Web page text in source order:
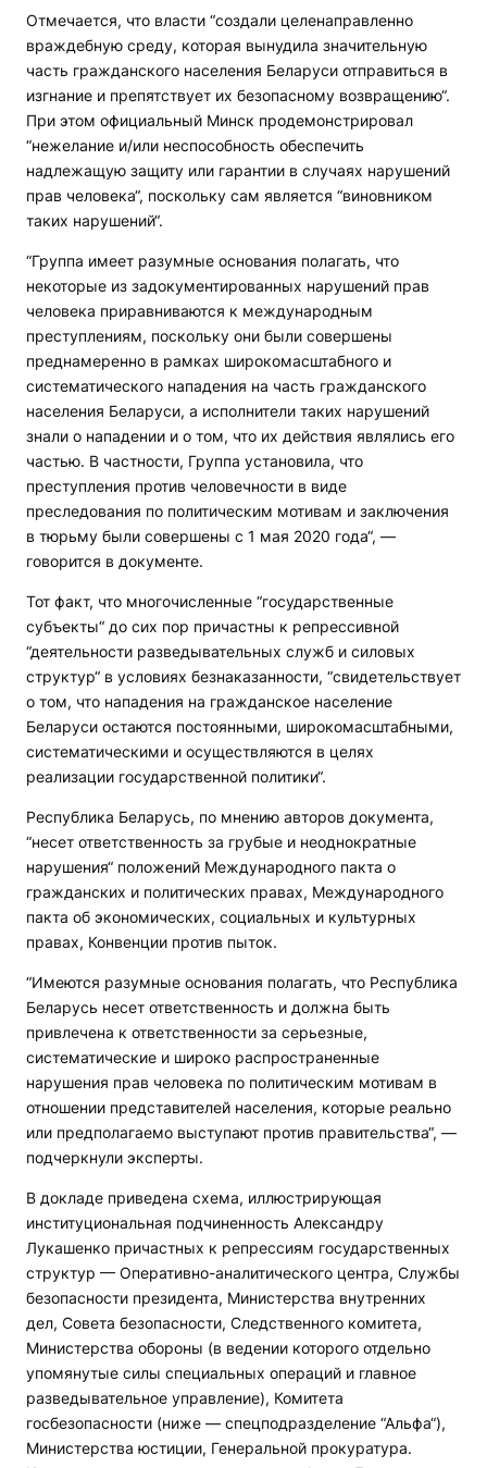
Отмечается, что власти “создали целенаправленно
враждебную среду, которая вынудила значительную
часть гражданского населения Беларуси отправиться в
изгнание и препятствует их безопасному возвращению“.
При этом официальный Минск продемонстрировал
“нежелание и/или неспособность обеспечить
надлежащую защиту или гарантии в случаях нарушений
прав человека“, поскольку сам является “виновником
таких нарушений“.
“Группа имеет разумные основания полагать, что
некоторые из задокументированных нарушений прав
человека приравниваются к международным
преступлениям, поскольку они были совершены
преднамеренно в рамках широкомасштабного и
систематического нападения на часть гражданского
населения Беларуси, а исполнители таких нарушений
знали о нападении и о том, что их действия являлись его
частью. В частности, Группа установила, что
преступления против человечности в виде
преследования по политическим мотивам и заключения
в тюрьму были совершены с 1 мая 2020 года“, —
говорится в документе.
Тот факт, что многочисленные “государственные
субъекты“ до сих пор причастны к репрессивной
“деятельности разведывательных служб и силовых
структур“ в условиях безнаказанности, “свидетельствует
о том, что нападения на гражданское население
Беларуси остаются постоянными, широкомасштабными,
систематическими и осуществляются в целях
реализации государственной политики“.
Республика Беларусь, по мнению авторов документа,
“несет ответственность за грубые и неоднократные
нарушения“ положений Международного пакта о
гражданских и политических правах, Международного
пакта об экономических, социальных и культурных
правах, Конвенции против пыток.
“Имеются разумные основания полагать, что Республика
Беларусь несет ответственность и должна быть
привлечена к ответственности за серьезные,
систематические и широко распространенные
нарушения прав человека по политическим мотивам в
отношении представителей населения, которые реально
или предполагаемо выступают против правительства“, —
подчеркнули эксперты.
В докладе приведена схема, иллюстрирующая
институциональная подчиненность Александру
Лукашенко причастных к репрессиям государственных
структур — Оперативно-аналитического центра, Службы
безопасности президента, Министерства внутренних
дел, Совета безопасности, Следственного комитета,
Министерства обороны (в ведении которого отдельно
упомянутые силы специальных операций и главное
разведывательное управление), Комитета
госбезопасности (ниже — спецподразделение “Альфа“),
Министерства юстиции, Генеральной прокуратура.